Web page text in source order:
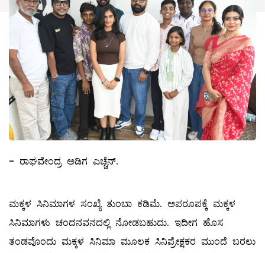
- ರಾಘವೇಂದ್ರ ಅಡಿಗ ಎಚ್ಚೆನ್.
ಮಕ್ಕಳ ಸಿನಿಮಾಗಳ ಸಂಖ್ಯೆ ತುಂಬಾ ಕಡಿಮೆ. ಅಪರೂಪಕ್ಕೆ ಮಕ್ಕಳ
ಸಿನಿಮಾಗಳು ಚಂದನವನದಲ್ಲಿ ನೋಡಬಹುದು. ಇದೀಗ ಹೊಸ
ತಂಡವೊಂದು ಮಕ್ಕಳ ಸಿನಿಮಾ ಮೂಲಕ ಸಿನಿಪ್ರೇಕ್ಷಕರ ಮುಂದೆ ಬರಲು